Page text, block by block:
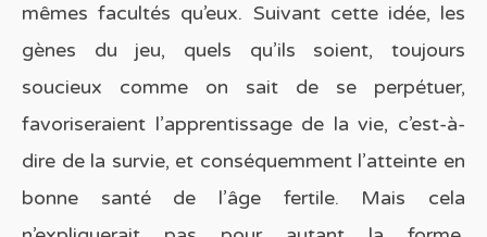
mêmes facultés qu’eux. Suivant cette idée, les
gènes du jeu, quels qu’ils soient, toujours
soucieux comme on sait de se perpétuer,
favoriseraient l’apprentissage de la vie, c’est-à-
dire de la survie, et conséquemment l’atteinte en
bonne santé de l’âge fertile. Mais cela